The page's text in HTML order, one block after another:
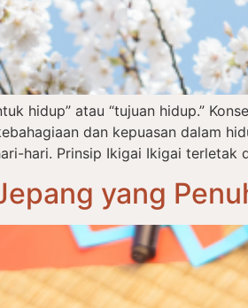
hidup” atau “tujuan hidup.”
dan kepuasan dalam
hari. Prinsip Ikigai Ikigai terletak
yang